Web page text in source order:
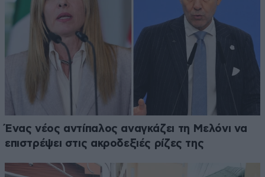
Ένας νέος αντίπαλος αναγκάζει τη Μελόνι να
επιστρέψει στις ακροδεξιές ρίζες της